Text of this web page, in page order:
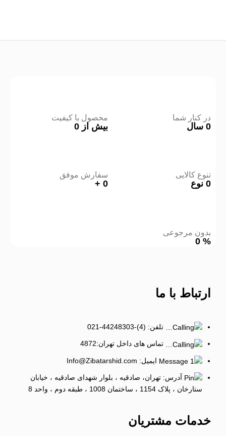
در کنار شما
0 سال
محصول با کیفیت
بیش از 0
تنوع کالایی
0 نوع
سفارش موفق
0
+
بدون مرجوعی
%
0
ارتباط با ما
تلفن: (4)-44248303-021
تماس های داخل تهران:4872
ایمیل: Info@Zibatarshid.com
آدرس: تهران، صادقیه ، بلوار شهدای صادقیه ، خیابان
ستارخان ، پلاک 1154 ، ساختمان 1008 ، طبقه دوم ، واحد 8
خدمات مشتریان